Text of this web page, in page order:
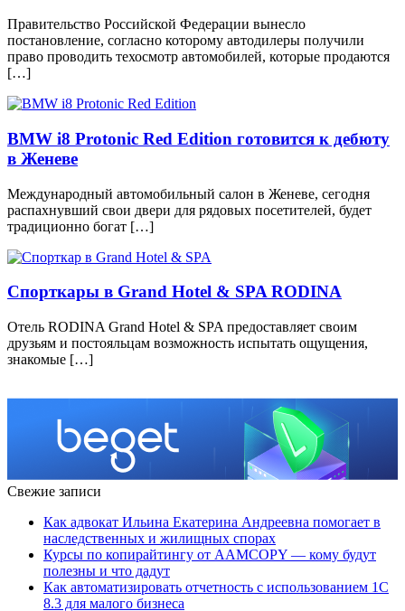
Правительство Российской Федерации вынесло
постановление, согласно которому автодилеры получили
право проводить техосмотр автомобилей, которые продаются
[…]
BMW i8 Protonic Red Edition готовится к дебюту
в Женеве
Международный автомобильный салон в Женеве, сегодня
распахнувший свои двери для рядовых посетителей, будет
традиционно богат […]
Спорткары в Grand Hotel & SPA RODINA
Отель RODINA Grand Hotel & SPA предоставляет своим
друзьям и постояльцам возможность испытать ощущения,
знакомые […]
Свежие записи
Как адвокат Ильина Екатерина Андреевна помогает в
наследственных и жилищных спорах
Курсы по копирайтингу от AAMCOPY — кому будут
полезны и что дадут
Как автоматизировать отчетность с использованием 1С
8.3 для малого бизнеса